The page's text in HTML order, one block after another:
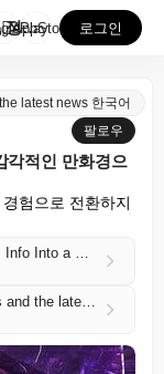
데이터랜드, 최초의 AI 박물관, 정보를 다감각적인 만...
AppStore 로그인
latest news 한국어
팔로우
각적인 만화경으
험으로 전환하지
Dataland, the First AI Museum, Converts Info Into a Multisensory Kaleidoscope
CNET | Product reviews, advice, how-tos and the latest news 한국어 RSS